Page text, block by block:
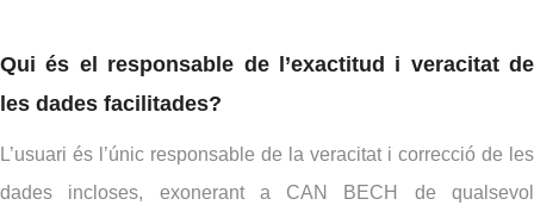
Qui és el responsable de l’exactitud i veracitat de
les dades facilitades?
L’usuari és l’únic responsable de la veracitat i correcció de les
dades incloses, exonerant a CAN BECH de qualsevol